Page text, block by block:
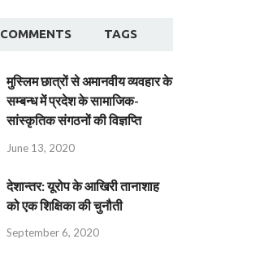
COMMENTS TAGS
मुस्लिम छात्रों से अमानवीय व्यवहार के
सम्बन्ध में प्रदेश के सामाजिक-
सांस्कृतिक संगठनों की विज्ञप्ति
June 13, 2020
देशान्‍तर: यूरोप के आखिरी तानाशाह
को एक शिक्षिका की चुनौती
September 6, 2020